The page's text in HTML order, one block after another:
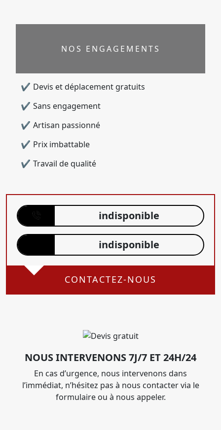
NOS ENGAGEMENTS
Devis et déplacement gratuits
Sans engagement
Artisan passionné
Prix imbattable
Travail de qualité
indisponible
indisponible
CONTACTEZ-NOUS
NOUS INTERVENONS 7J/7 ET 24H/24
En cas d’urgence, nous intervenons dans
l’immédiat, n’hésitez pas à nous contacter via le
formulaire ou à nous appeler.